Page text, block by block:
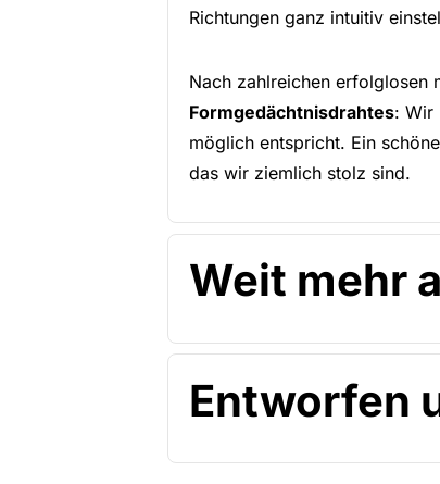
Richtungen ganz intuitiv
Nach zahlreichen erfolglosen
Formgedächtnisdrahtes: Wir
möglich entspricht. Ein
das wir ziemlich stolz sind.
Weit mehr
Entworfen